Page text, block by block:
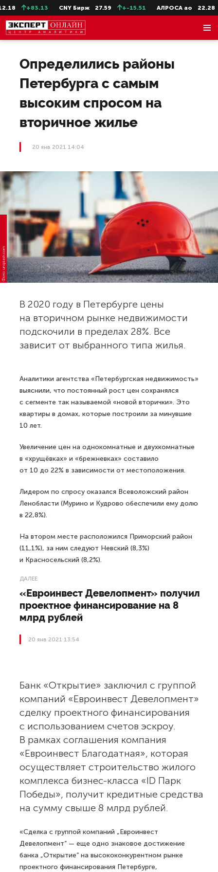
+83.13 CNY Бирж 27.59 +-15.51 АЛРОСА ао 22.28
Определились районы
Петербурга с самым
высоким спросом на
вторичное жилье
20 янв 2021 14:04
Фото: unsplash.com
В 2020 году в Петербурге цены
на вторичном рынке недвижимости
подскочили в пределах 28%. Все
зависит от выбранного типа жилья.
Аналитики агентства «Петербургская недвижимость»
выяснили, что постоянный рост цен сохранялся
с сегменте так называемой «новой вторички». Это
квартиры в домах, которые построили за минувшие
10 лет.
Увеличение цен на однокомнатные и двухкомнатные
в «хрущёвках» и «брежневках» составило
от 10 до 22% в зависимости от местоположения.
Лидером по спросу оказался Всеволожский район
Ленобласти (Мурино и Кудрово обеспечили ему долю
в 22,8%).
На втором месте расположился Приморский район
(11,1%), за ним следуют Невский (8,3%)
и Красносельский (8,2%).
ДАЛЕЕ
«Евроинвест Девелопмент» получил
проектное финансирование на 8
млрд рублей
20 янв 2021 13:54
Банк «Открытие» заключил с группой
компаний «Евроинвест Девелопмент»
сделку проектного финансирования
с использованием счетов эскроу.
В рамках соглашения компания
«Евроинвест Благодатная», которая
осуществляет строительство жилого
комплекса бизнес-класса «ID Парк
Победы», получит кредитные средства
на сумму свыше 8 млрд рублей.
«Сделка с группой компаний „Евроинвест
Девелопмент“ — еще одно знаковое достижение
банка „Открытие“ на высококонкурентном рынке
проектного финансирования Петербурге,